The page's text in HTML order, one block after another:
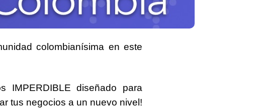
colombianísima en este
IMPERDIBLE diseñado para
tus negocios a un nuevo nivel!